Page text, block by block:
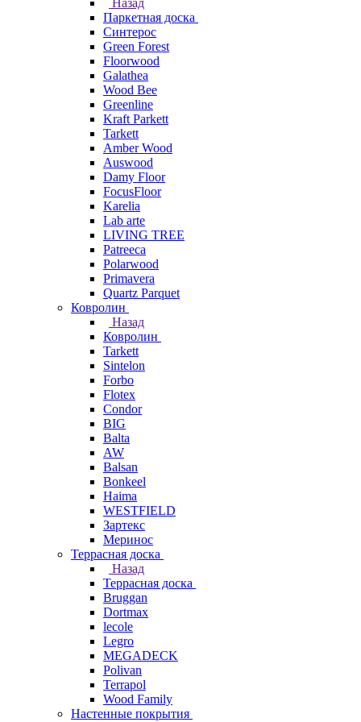
Назад
Паркетная доска
Синтерос
Green Forest
Floorwood
Galathea
Wood Bee
Greenline
Kraft Parkett
Tarkett
Amber Wood
Auswood
Damy Floor
FocusFloor
Karelia
Lab arte
LIVING TREE
Patreeca
Polarwood
Primavera
Quartz Parquet
Ковролин
Назад
Ковролин
Tarkett
Sintelon
Forbo
Flotex
Condor
BIG
Balta
AW
Balsan
Bonkeel
Haima
WESTFIELD
Зартекс
Меринос
Террасная доска
Назад
Террасная доска
Bruggan
Dortmax
lecole
Legro
MEGADECK
Polivan
Terrapol
Wood Family
Настенные покрытия